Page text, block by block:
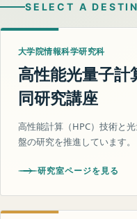
SELECT A
大学院情報科学研究科
高性能光量子計
同研究講座
高性能計算（HPC）技術と
盤の研究を推進しています。
研究室ページを見る